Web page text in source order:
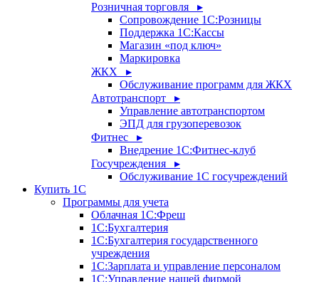
Розничная торговля ▸
Сопровождение 1С:Розницы
Поддержка 1С:Кассы
Магазин «под ключ»
Маркировка
ЖКХ ▸
Обслуживание программ для ЖКХ
Автотранспорт ▸
Управление автотранспортом
ЭПД для грузоперевозок
Фитнес ▸
Внедрение 1С:Фитнес-клуб
Госучреждения ▸
Обслуживание 1С госучреждений
Купить 1С
Программы для учета
Облачная 1С:Фреш
1С:Бухгалтерия
1С:Бухгалтерия государственного
учреждения
1С:Зарплата и управление персоналом
1С:Управление нашей фирмой